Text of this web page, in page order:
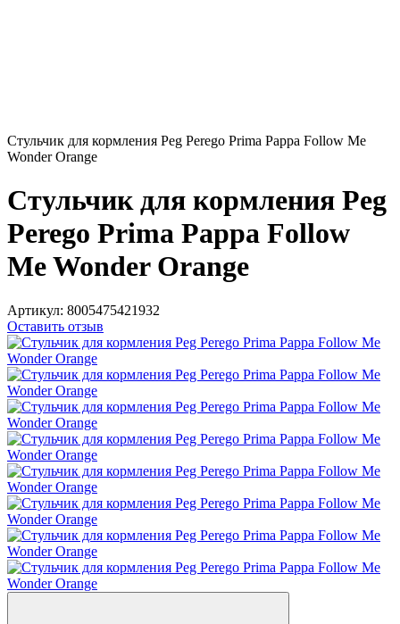
Стульчик для кормления Peg Perego Prima Pappa Follow Me
Wonder Orange
Стульчик для кормления Peg
Perego Prima Pappa Follow
Me Wonder Orange
Артикул: 8005475421932
Оставить отзыв